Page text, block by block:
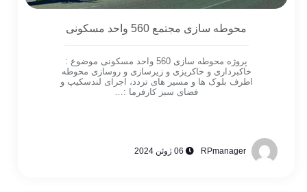
محوطه سازی مجتمع 560 واحد مسکونی
پروژه محوطه سازی 560 واحد مسکونی موضوع :
خاکبرداری و خاکریزی و زیرسازی و روسازی محوطه
اطرف بلوک ها و مسیر های تردد، اجرای لندسکیپ و
فضای سبز کارفرما :…
RPmanager 06 ژوئن 2024